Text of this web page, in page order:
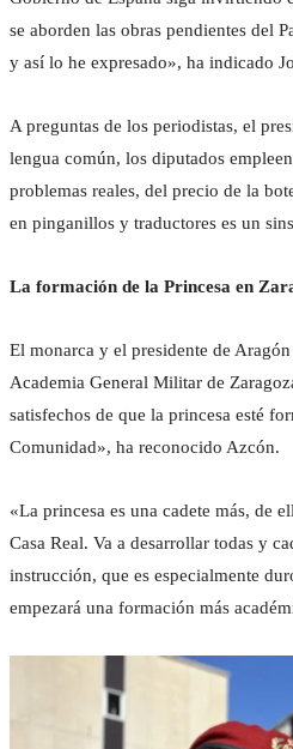
se aborden las obras pendientes del
y así lo he expresado», ha indicado
A preguntas de los periodistas, el
lengua común, los diputados
problemas reales, del precio de la
en pinganillos y traductores es un
La formación de la Princesa en
El monarca y el presidente de
Academia General Militar de
satisfechos de que la princesa esté
Comunidad», ha reconocido Azcón.
«La princesa es una cadete más, de
Casa Real. Va a desarrollar todas y
instrucción, que es especialmente
empezará una formación más